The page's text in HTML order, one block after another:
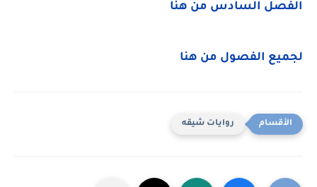
الفصل السادس من هنا
لجميع الفصول من هنا
روايات شيقه